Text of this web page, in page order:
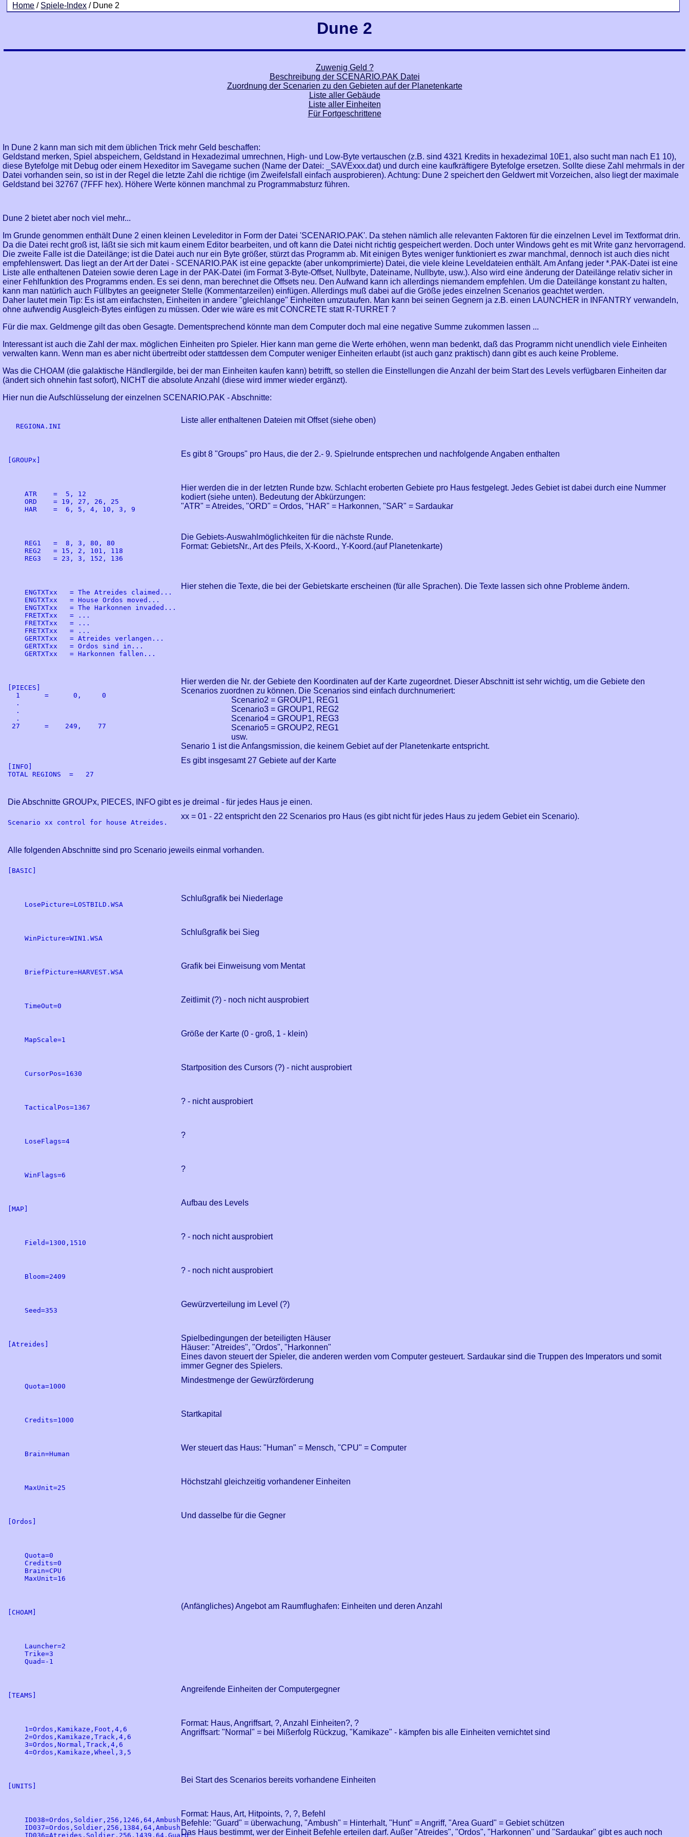
Home / Spiele-Index / Dune 2
Dune 2
Zuwenig Geld ?
Beschreibung der SCENARIO.PAK Datei
Zuordnung der Scenarien zu den Gebieten auf der Planetenkarte
Liste aller Gebäude
Liste aller Einheiten
Für Fortgeschrittene
In Dune 2 kann man sich mit dem üblichen Trick mehr Geld beschaffen:
Geldstand merken, Spiel abspeichern, Geldstand in Hexadezimal umrechnen, High- und Low-Byte vertauschen (z.B. sind 4321 Kredits in hexadezimal 10E1, also sucht man nach E1 10),
diese Bytefolge mit Debug oder einem Hexeditor im Savegame suchen (Name der Datei: _SAVExxx.dat) und durch eine kaufkräftigere Bytefolge ersetzen. Sollte diese Zahl mehrmals in der
Datei vorhanden sein, so ist in der Regel die letzte Zahl die richtige (im Zweifelsfall einfach ausprobieren). Achtung: Dune 2 speichert den Geldwert mit Vorzeichen, also liegt der maximale
Geldstand bei 32767 (7FFF hex). Höhere Werte können manchmal zu Programmabsturz führen.
Dune 2 bietet aber noch viel mehr...
Im Grunde genommen enthält Dune 2 einen kleinen Leveleditor in Form der Datei 'SCENARIO.PAK'. Da stehen nämlich alle relevanten Faktoren für die einzelnen Level im Textformat drin.
Da die Datei recht groß ist, läßt sie sich mit kaum einem Editor bearbeiten, und oft kann die Datei nicht richtig gespeichert werden. Doch unter Windows geht es mit Write ganz hervorragend.
Die zweite Falle ist die Dateilänge; ist die Datei auch nur ein Byte größer, stürzt das Programm ab. Mit einigen Bytes weniger funktioniert es zwar manchmal, dennoch ist auch dies nicht
empfehlenswert. Das liegt an der Art der Datei - SCENARIO.PAK ist eine gepackte (aber unkomprimierte) Datei, die viele kleine Leveldateien enthält. Am Anfang jeder *.PAK-Datei ist eine
Liste alle enthaltenen Dateien sowie deren Lage in der PAK-Datei (im Format 3-Byte-Offset, Nullbyte, Dateiname, Nullbyte, usw.). Also wird eine änderung der Dateilänge relativ sicher in
einer Fehlfunktion des Programms enden. Es sei denn, man berechnet die Offsets neu. Den Aufwand kann ich allerdings niemandem empfehlen. Um die Dateilänge konstant zu halten,
kann man natürlich auch Füllbytes an geeigneter Stelle (Kommentarzeilen) einfügen. Allerdings muß dabei auf die Größe jedes einzelnen Scenarios geachtet werden.
Daher lautet mein Tip: Es ist am einfachsten, Einheiten in andere "gleichlange" Einheiten umzutaufen. Man kann bei seinen Gegnern ja z.B. einen LAUNCHER in INFANTRY verwandeln,
ohne aufwendig Ausgleich-Bytes einfügen zu müssen. Oder wie wäre es mit CONCRETE statt R-TURRET ?
Für die max. Geldmenge gilt das oben Gesagte. Dementsprechend könnte man dem Computer doch mal eine negative Summe zukommen lassen ...
Interessant ist auch die Zahl der max. möglichen Einheiten pro Spieler. Hier kann man gerne die Werte erhöhen, wenn man bedenkt, daß das Programm nicht unendlich viele Einheiten
verwalten kann. Wenn man es aber nicht übertreibt oder stattdessen dem Computer weniger Einheiten erlaubt (ist auch ganz praktisch) dann gibt es auch keine Probleme.
Was die CHOAM (die galaktische Händlergilde, bei der man Einheiten kaufen kann) betrifft, so stellen die Einstellungen die Anzahl der beim Start des Levels verfügbaren Einheiten dar
(ändert sich ohnehin fast sofort), NICHT die absolute Anzahl (diese wird immer wieder ergänzt).
Hier nun die Aufschlüsselung der einzelnen SCENARIO.PAK - Abschnitte:
  REGIONA.INI
Liste aller enthaltenen Dateien mit Offset (siehe oben)
[GROUPx]
Es gibt 8 "Groups" pro Haus, die der 2.- 9. Spielrunde entsprechen und nachfolgende Angaben enthalten
ATR    =  5, 12
ORD    = 19, 27, 26, 25
HAR    =  6, 5, 4, 10, 3, 9
Hier werden die in der letzten Runde bzw. Schlacht eroberten Gebiete pro Haus festgelegt. Jedes Gebiet ist dabei durch eine Nummer
kodiert (siehe unten). Bedeutung der Abkürzungen:
"ATR" = Atreides, "ORD" = Ordos, "HAR" = Harkonnen, "SAR" = Sardaukar
REG1   =  8, 3, 80, 80
REG2   = 15, 2, 101, 118
REG3   = 23, 3, 152, 136
Die Gebiets-Auswahlmöglichkeiten für die nächste Runde.
Format: GebietsNr., Art des Pfeils, X-Koord., Y-Koord.(auf Planetenkarte)
ENGTXTxx   = The Atreides claimed...
ENGTXTxx   = House Ordos moved...
ENGTXTxx   = The Harkonnen invaded...
FRETXTxx   = ...
FRETXTxx   = ...
FRETXTxx   = ...
GERTXTxx   = Atreides verlangen...
GERTXTxx   = Ordos sind in...
GERTXTxx   = Harkonnen fallen...
Hier stehen die Texte, die bei der Gebietskarte erscheinen (für alle Sprachen). Die Texte lassen sich ohne Probleme ändern.
[PIECES]
  1      =      0,     0
  .
  .
  .
27      =    249,    77
Hier werden die Nr. der Gebiete den Koordinaten auf der Karte zugeordnet. Dieser Abschnitt ist sehr wichtig, um die Gebiete den
Scenarios zuordnen zu können. Die Scenarios sind einfach durchnumeriert:
Scenario2 = GROUP1, REG1
Scenario3 = GROUP1, REG2
Scenario4 = GROUP1, REG3
Scenario5 = GROUP2, REG1
usw.
Senario 1 ist die Anfangsmission, die keinem Gebiet auf der Planetenkarte entspricht.
[INFO]
TOTAL REGIONS  =   27
Es gibt insgesamt 27 Gebiete auf der Karte
Die Abschnitte GROUPx, PIECES, INFO gibt es je dreimal - für jedes Haus je einen.
Scenario xx control for house Atreides.
xx = 01 - 22 entspricht den 22 Scenarios pro Haus (es gibt nicht für jedes Haus zu jedem Gebiet ein Scenario).
Alle folgenden Abschnitte sind pro Scenario jeweils einmal vorhanden.
[BASIC]
LosePicture=LOSTBILD.WSA
Schlußgrafik bei Niederlage
WinPicture=WIN1.WSA
Schlußgrafik bei Sieg
BriefPicture=HARVEST.WSA
Grafik bei Einweisung vom Mentat
TimeOut=0
Zeitlimit (?) - noch nicht ausprobiert
MapScale=1
Größe der Karte (0 - groß, 1 - klein)
CursorPos=1630
Startposition des Cursors (?) - nicht ausprobiert
TacticalPos=1367
? - nicht ausprobiert
LoseFlags=4
?
WinFlags=6
?
[MAP]
Aufbau des Levels
Field=1300,1510
? - noch nicht ausprobiert
Bloom=2409
? - noch nicht ausprobiert
Seed=353
Gewürzverteilung im Level (?)
[Atreides]
Spielbedingungen der beteiligten Häuser
Häuser: "Atreides", "Ordos", "Harkonnen"
Eines davon steuert der Spieler, die anderen werden vom Computer gesteuert. Sardaukar sind die Truppen des Imperators und somit
immer Gegner des Spielers.
Quota=1000
Mindestmenge der Gewürzförderung
Credits=1000
Startkapital
Brain=Human
Wer steuert das Haus: "Human" = Mensch, "CPU" = Computer
MaxUnit=25
Höchstzahl gleichzeitig vorhandener Einheiten
[Ordos]
Und dasselbe für die Gegner
Quota=0
Credits=0
Brain=CPU
MaxUnit=16
[CHOAM]
(Anfängliches) Angebot am Raumflughafen: Einheiten und deren Anzahl
Launcher=2
Trike=3
Quad=-1
[TEAMS]
Angreifende Einheiten der Computergegner
1=Ordos,Kamikaze,Foot,4,6
2=Ordos,Kamikaze,Track,4,6
3=Ordos,Normal,Track,4,6
4=Ordos,Kamikaze,Wheel,3,5
Format: Haus, Angriffsart, ?, Anzahl Einheiten?, ?
Angriffsart: "Normal" = bei Mißerfolg Rückzug, "Kamikaze" - kämpfen bis alle Einheiten vernichtet sind
[UNITS]
Bei Start des Scenarios bereits vorhandene Einheiten
ID038=Ordos,Soldier,256,1246,64,Ambush
ID037=Ordos,Soldier,256,1384,64,Ambush
ID036=Atreides,Soldier,256,1439,64,Guard
Format: Haus, Art, Hitpoints, ?, ?, Befehl
Befehle: "Guard" = überwachung, "Ambush" = Hinterhalt, "Hunt" = Angriff, "Area Guard" = Gebiet schützen
Das Haus bestimmt, wer der Einheit Befehle erteilen darf. Außer "Atreides", "Ordos", "Harkonnen" und "Sardaukar" gibt es auch noch